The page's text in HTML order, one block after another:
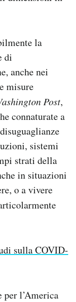
la
di
anche nei
misure
Post,
connaturate a
sistemi
strati della
in situazioni
o a vivere
sulla COVID-
l’America